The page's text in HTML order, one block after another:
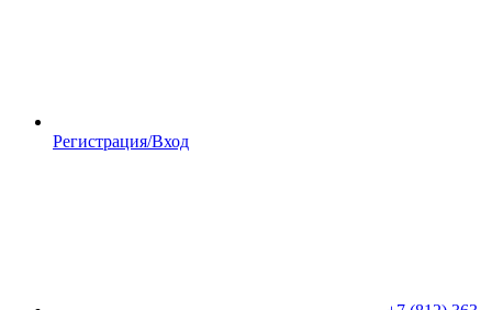
Регистрация/Вход